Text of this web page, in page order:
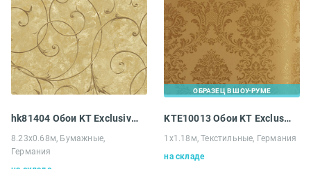
hk81404 Обои KT Exclusive Lennox Hill
8.23х0.68м, Бумажные,
Германия
ОБРАЗЕЦ В ШОУ-РУМЕ
KTE10013 Обои KT Exclusive Solomon
1х1.18м, Текстильные, Германия
на складе